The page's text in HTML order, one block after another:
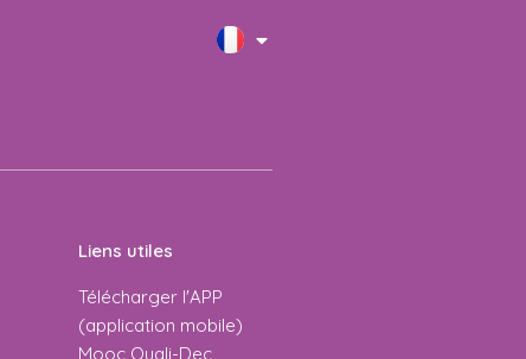
Liens utiles
Télécharger l'APP
(application mobile)
Mooc Quali-Dec